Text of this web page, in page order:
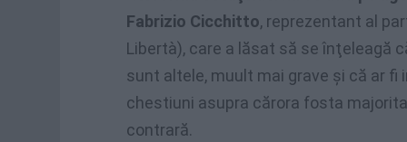
Fabrizio Cicchitto, reprezentant al
Libertà), care a lăsat să se înţeleagă
sunt altele, muult mai grave şi că ar
chestiuni asupra cărora fosta
contrară.